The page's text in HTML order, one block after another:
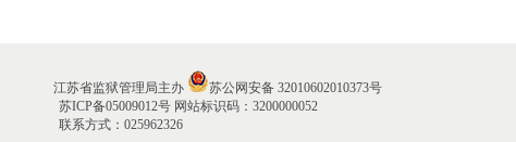
江苏省监狱管理局主办
苏公网安备 32010602010373号
苏ICP备05009012号网站标识码：3200000052
联系方式：025962326